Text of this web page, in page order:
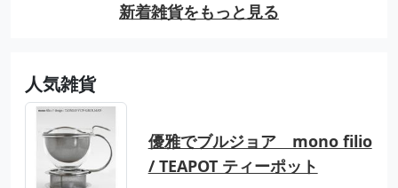
新着雑貨をもっと見る
人気雑貨
優雅でブルジョア mono filio
/ TEAPOT ティーポット